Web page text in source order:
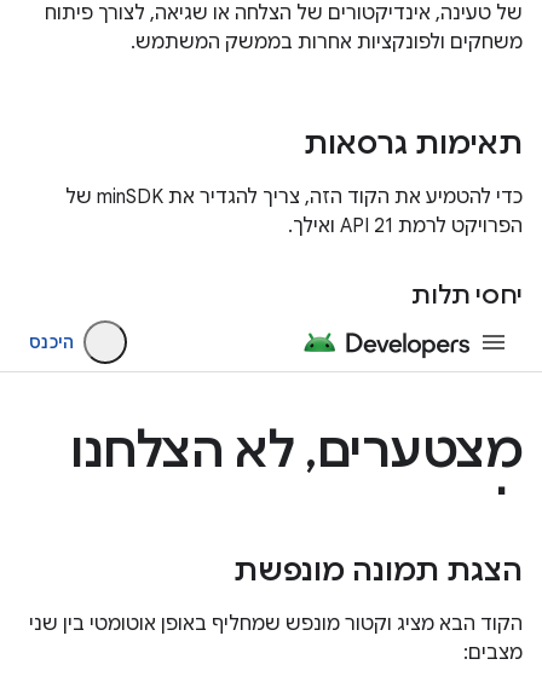
של טעינה, אינדיקטורים של הצלחה או שגיאה, לצורך פיתוח
משחקים ולפונקציות אחרות בממשק המשתמש.
תאימות גרסאות
כדי להטמיע את הקוד הזה, צריך להגדיר את minSDK של
הפרויקט לרמת API 21 ואילך.
יחסי תלות
הצגת תמונה מונפשת
הקוד הבא מציג וקטור מונפש שמחליף באופן אוטומטי בין שני
מצבים: